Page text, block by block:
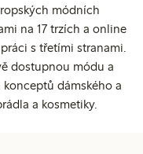
módních
na 17 trzích a online
s třetími stranami.
dostupnou módu a
dámského a
a kosmetiky.